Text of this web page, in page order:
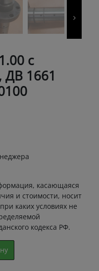
с
1661
касающаяся
и стоимости, носит
каких условиях не
кодекса РФ.